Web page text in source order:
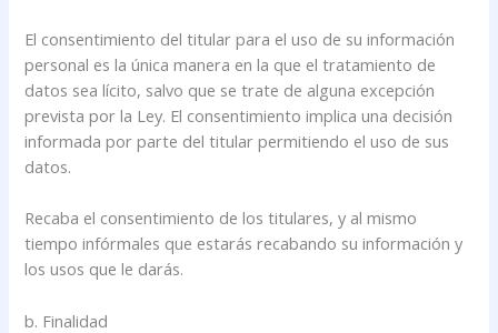
El consentimiento del titular para el uso de su información
personal es la única manera en la que el tratamiento de
datos sea lícito, salvo que se trate de alguna excepción
prevista por la Ley. El consentimiento implica una decisión
informada por parte del titular permitiendo el uso de sus
datos.
Recaba el consentimiento de los titulares, y al mismo
tiempo infórmales que estarás recabando su información y
los usos que le darás.
b. Finalidad